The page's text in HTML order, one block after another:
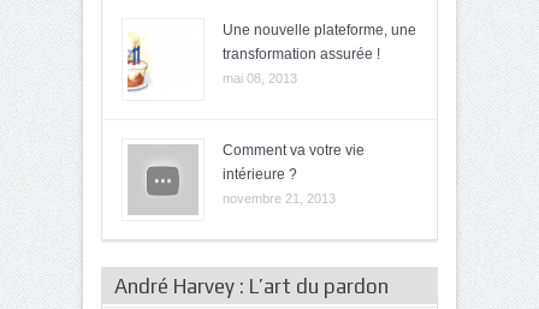
Une nouvelle plateforme, une
transformation assurée !
mai 08, 2013
Comment va votre vie
intérieure ?
novembre 21, 2013
André Harvey : L’art du pardon